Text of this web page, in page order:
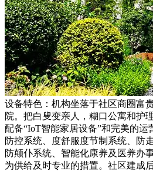
设备特色：机构坐落于社区商圈富
院。把白叟变亲人，糊口公寓和护
配备“IoT智能家居设备”和完美的
防控系统、度舒服度节制系统、防
防颠仆系统、智能化康养及医养办
为供给及时专业的措置。社区建成